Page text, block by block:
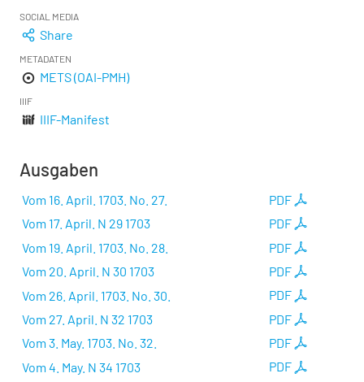
SOCIAL MEDIA
Share
METADATEN
METS (OAI-PMH)
IIIF
IIIF-Manifest
Ausgaben
PDF
Vom 16. April. 1703. No. 27.
PDF
Vom 17. April. N 29 1703
PDF
Vom 19. April. 1703. No. 28.
PDF
Vom 20. April. N 30 1703
PDF
Vom 26. April. 1703. No. 30.
PDF
Vom 27. April. N 32 1703
PDF
Vom 3. May. 1703. No. 32.
PDF
Vom 4. May. N 34 1703